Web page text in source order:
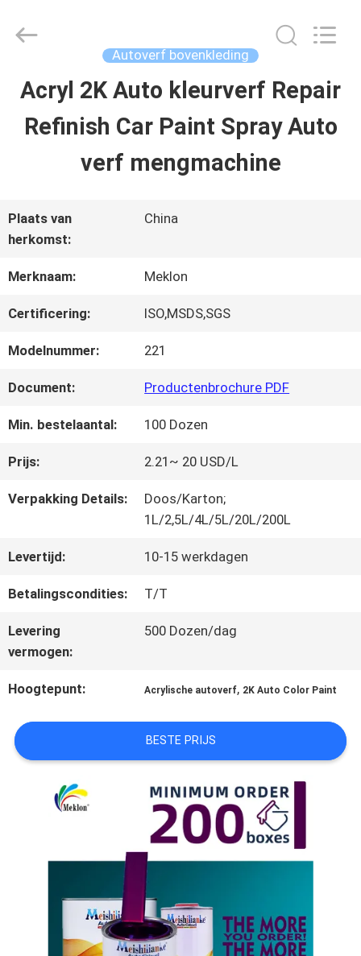
THUIS
PRODUCTEN
VIDEOS
OVER
ONS
KWALITEITSCONTROLE
CONTACTEER
NIEUWS
VRAAG
EEN
OFFERTE
AAN
SITEMAP
PRIVACYBELEID
Meklon
Reserved.
Autoverf bovenkleding
Acryl 2K Auto kleurverf Repair
Refinish Car Paint Spray Auto
verf mengmachine
Plaats van
herkomst:
China
Merknaam: Meklon
Certificering: ISO,MSDS,SGS
Modelnummer: 221
Document: Productenbrochure PDF
Min. bestelaantal: 100 Dozen
Prijs: 2.21~ 20 USD/L
Verpakking Details:
Doos/Karton;
1L/2,5L/4L/5L/20L/200L
Levertijd: 10-15 werkdagen
Betalingscondities: T/T
Levering
vermogen:
500 Dozen/dag
Hoogtepunt: Acrylische autoverf, 2K Auto Color Paint
BESTE PRIJS